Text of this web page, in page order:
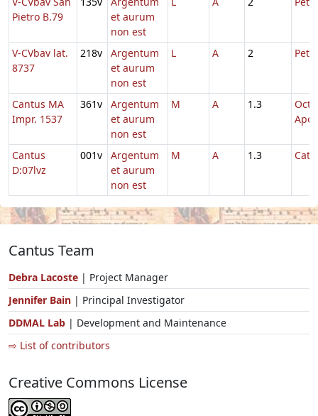
Pietro B.79
et aurum
non est
V-CVbav lat.
8737
218v
Argentum
et aurum
non est
L A 2
Cantus MA
Impr. 1537
361v
Argentum
et aurum
non est
M A 1.3
Cantus
D:07lvz
001v
Argentum
et aurum
non est
M A 1.3
Cantus Team
Debra Lacoste | Project Manager
Jennifer Bain | Principal Investigator
DDMAL Lab | Development and Maintenance
⇨ List of contributors
Creative Commons License